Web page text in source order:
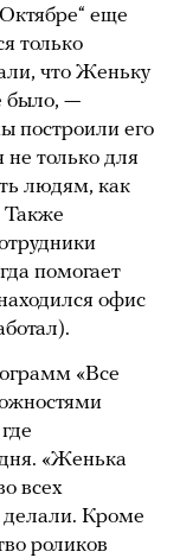
еще
только
что Женьку
было, —
построили его
только для
людям, как
Также
помогает
офис
«Все
«Женька
всех
делали. Кроме
роликов